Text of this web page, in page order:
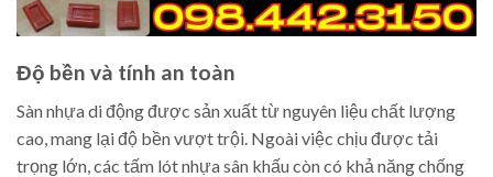
Độ bền và tính an toàn
Sàn nhựa di động được sản xuất từ nguyên liệu chất lượng
cao, mang lại độ bền vượt trội. Ngoài việc chịu được tải
trọng lớn, các tấm lót nhựa sân khấu còn có khả năng chống